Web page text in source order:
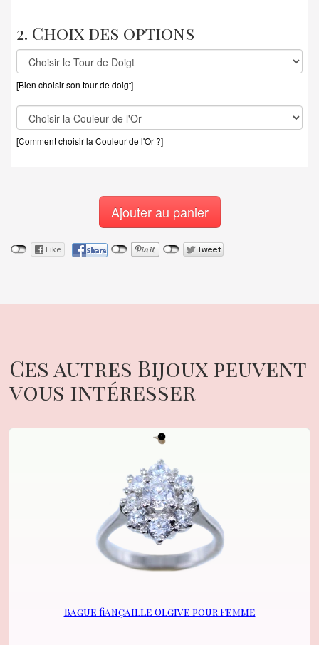
2. Choix des options
[Bien choisir son tour de doigt]
[Comment choisir la Couleur de l'Or ?]
Ajouter au panier
Ces autres Bijoux peuvent
vous intéresser
Bague fiançaille Olgive pour Femme